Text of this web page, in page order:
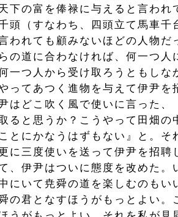
下の富を俸禄に与えると言われ
頭（すなわち、四頭立て馬車千
われても顧みないほどの人物だ
の道に合わなければ、何一つ人
一つ人から受け取ろうともしな
ってあつく進物を与えて伊尹を
はどこ吹く風で使いに言った、
ると思うか？こうやって田畑の
とにかなうはずもない』と。そ
に三度使いを送って伊尹を招聘
、伊尹はついに態度を改めた。
にいて尭舜の道を楽しむのもい
の君となすほうがもっとよい。